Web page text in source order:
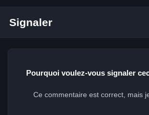
Signaler
Pourquoi voulez-vous signaler